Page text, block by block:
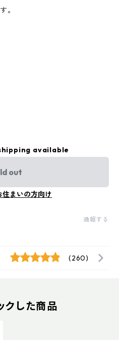
。
available
out
住まいの方向け
通報する
(260)
クした商品